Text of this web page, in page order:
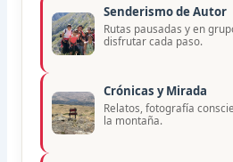
Senderismo de Autor
Rutas pausadas y en
disfrutar cada paso.
Crónicas y Mirada
Relatos, fotografía
la montaña.